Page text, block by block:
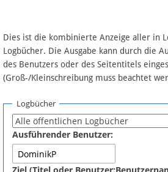
Artikel nach Kategorien
FAQ
Fördermitglied werden
Fehler melden
Dies ist die kombinierte Anzeige aller in
Logbücher. Die Ausgabe kann durch die
des Benutzers oder des Seitentitels
(Groß-/Kleinschreibung muss beachtet
Logbücher
Ausführender Benutzer: